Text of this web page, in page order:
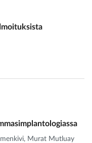
Murat Mutluay